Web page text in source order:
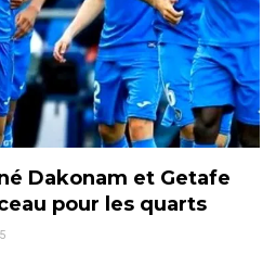
Dakonam et Getafe
pour les quarts